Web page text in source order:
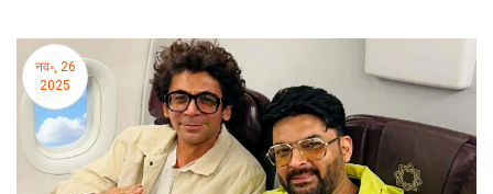
नव॰, 26
2025